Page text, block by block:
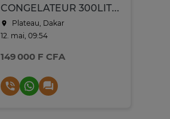
CONGELATEUR 300LITRES ELACTRON HORIZONTAL GRIS EL149CFS
Plateau, Dakar
12. mai, 09:54
149 000 F CFA